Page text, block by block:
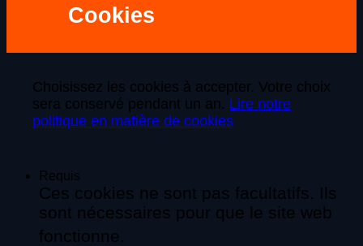
Cookies
Choisissez les cookies à accepter. Votre choix
sera conservé pendant un an. Lire notre
politique en matière de cookies
Requis
Ces cookies ne sont pas facultatifs. Ils
sont nécessaires pour que le site web
fonctionne.